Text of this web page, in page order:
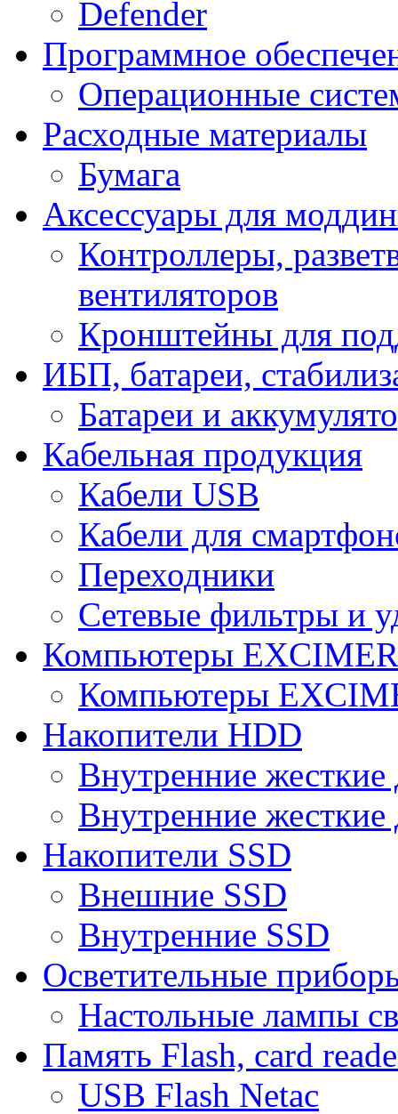
Defender
Программное
Операционные
Расходные материалы
Бумага
Аксессуары для
Контроллеры,
вентиляторов
Кронштейны для
ИБП, батареи,
Батареи и
Кабельная продукция
Кабели USB
Кабели для
Переходники
Сетевые фильтры и
Компьютеры
Компьютеры
Накопители HDD
Внутренние
Внутренние
Накопители SSD
Внешние SSD
Внутренние SSD
Осветительные
Настольные лампы
Память Flash, card
USB Flash Netac